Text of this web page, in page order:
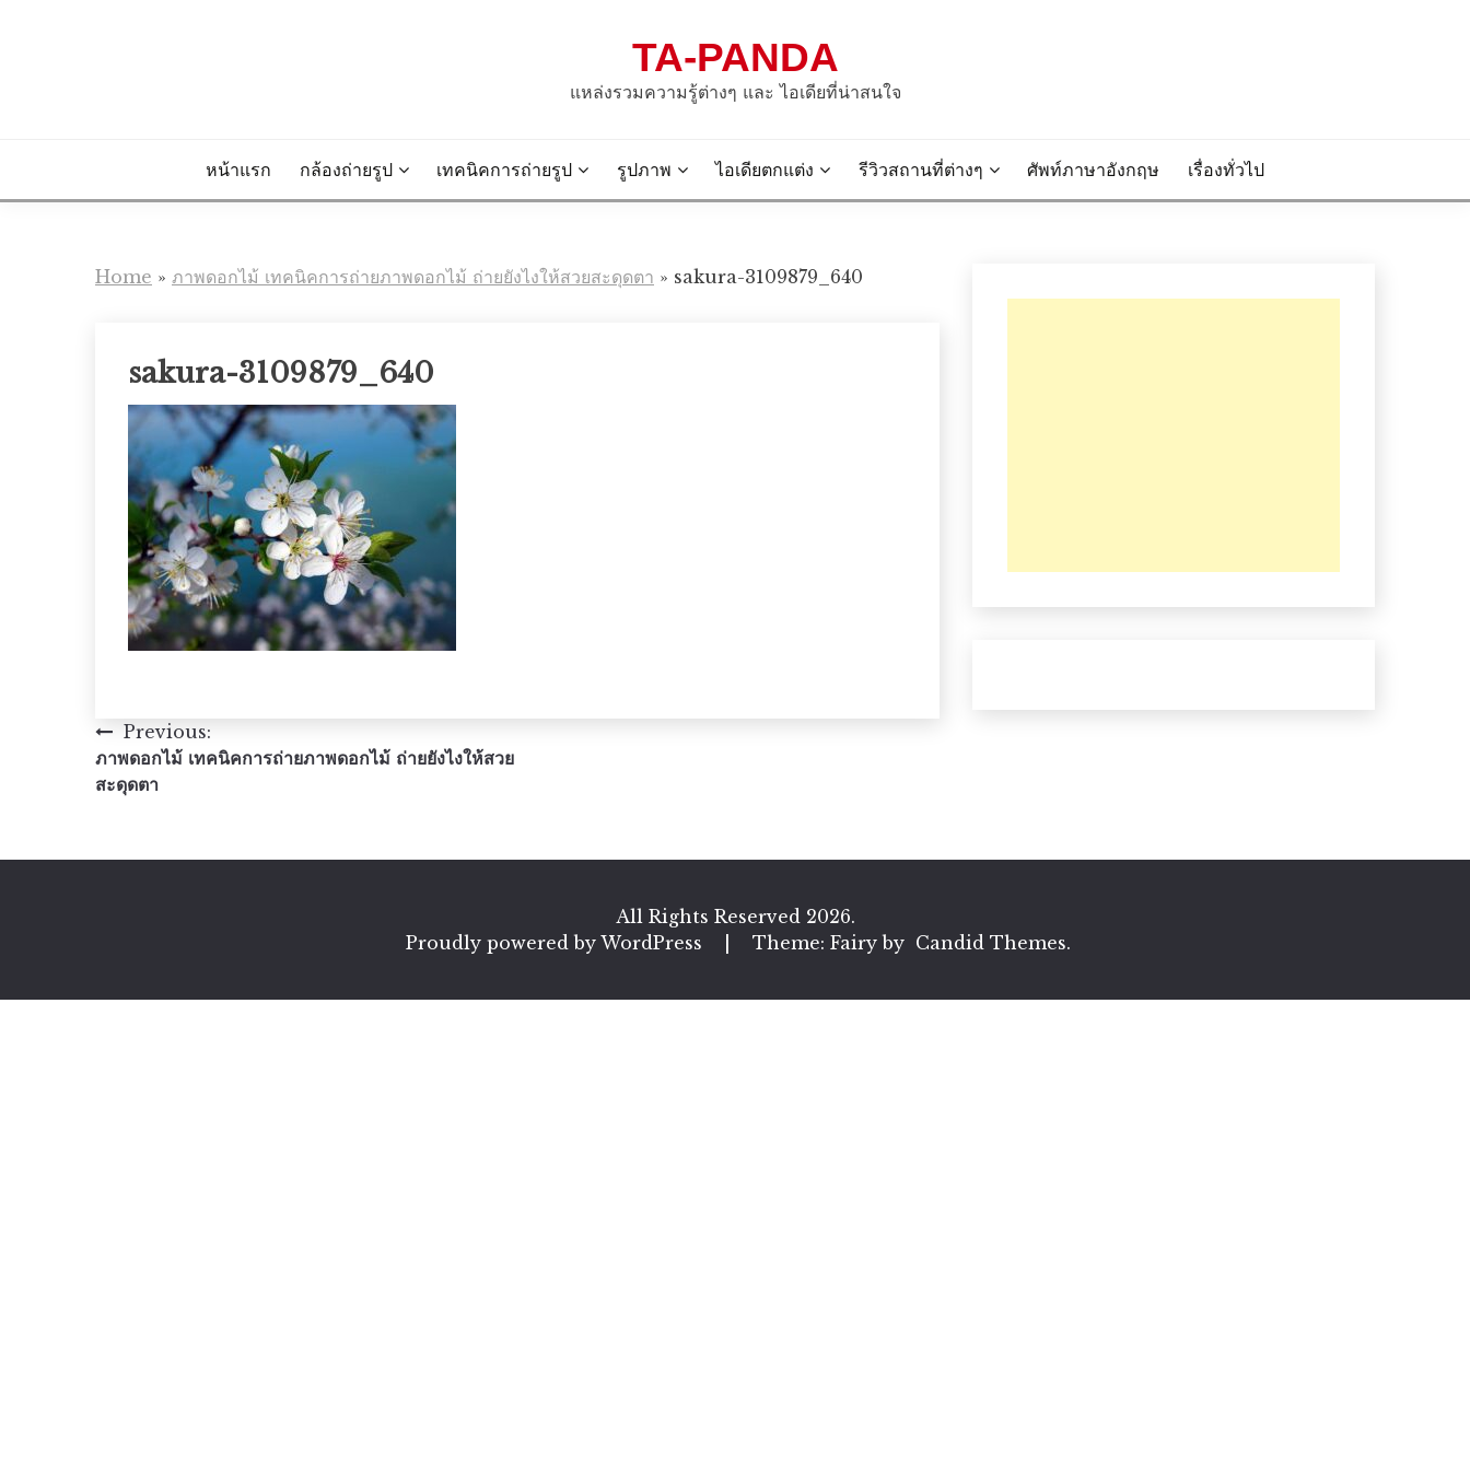
TA-PANDA
แหล่งรวมความรู้ต่างๆ และ ไอเดียที่น่าสนใจ
หน้าแรก กล้องถ่ายรูป เทคนิคการถ่ายรูป รูปภาพ ไอเดียตกแต่ง รีวิวสถานที่ต่างๆ ศัพท์ภาษาอังกฤษ เรื่องทั่วไป
Home » ภาพดอกไม้ เทคนิคการถ่ายภาพดอกไม้ ถ่ายยังไงให้สวยสะดุดตา » sakura-3109879_640
sakura-3109879_640
แนะแนว
เรื่อง
Previous:
ภาพดอกไม้ เทคนิคการถ่ายภาพดอกไม้ ถ่ายยังไงให้สวย
สะดุดตา
All Rights Reserved 2026.
Proudly powered by WordPress
Theme: Fairy by Candid Themes.